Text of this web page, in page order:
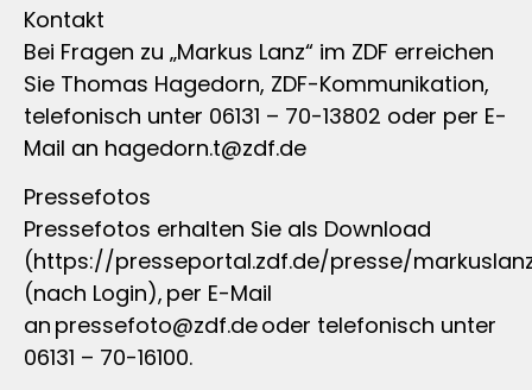
Kontakt
Bei Fragen zu „Markus Lanz“ im ZDF erreichen
Sie Thomas Hagedorn, ZDF-Kommunikation,
telefonisch unter 06131 – 70-13802 oder per E-
Mail an hagedorn.t@zdf.de
Pressefotos
Pressefotos erhalten Sie als Download
(https://presseportal.zdf.de/presse/
(nach Login), per E-Mail
an pressefoto@zdf.deoder telefonisch unter
06131 – 70-16100.